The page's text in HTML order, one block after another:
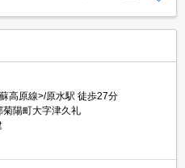
高原線>/原水駅 徒歩27分
菊陽町大字津久礼